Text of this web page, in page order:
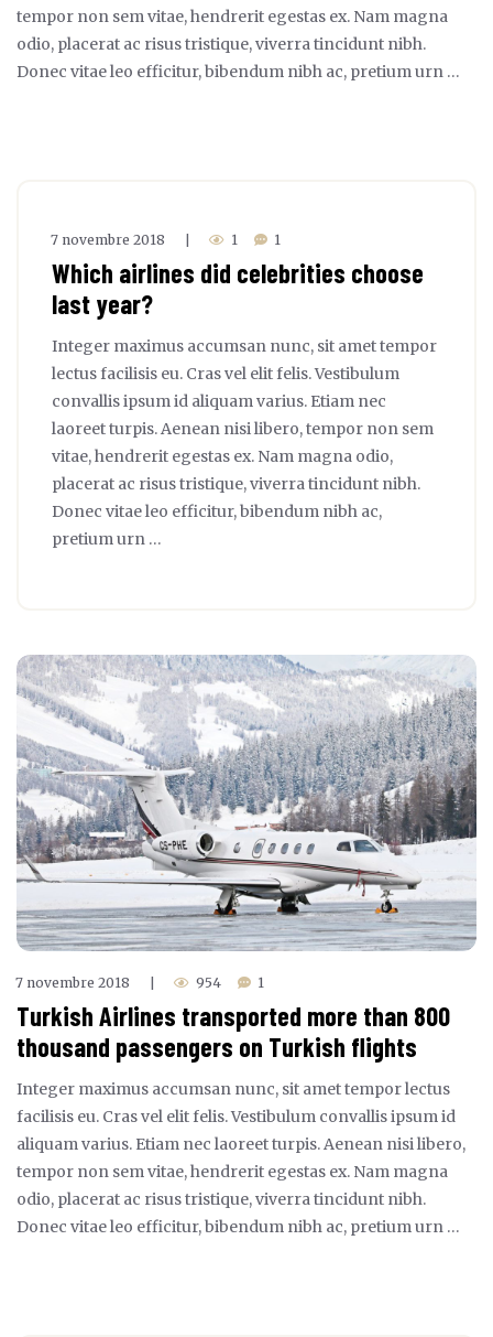
tempor non sem vitae, hendrerit egestas ex. Nam magna
odio, placerat ac risus tristique, viverra tincidunt nibh.
Donec vitae leo efficitur, bibendum nibh ac, pretium urn …
7 novembre 2018 1 1
Which airlines did celebrities choose
last year?
Integer maximus accumsan nunc, sit amet tempor
lectus facilisis eu. Cras vel elit felis. Vestibulum
convallis ipsum id aliquam varius. Etiam nec
laoreet turpis. Aenean nisi libero, tempor non sem
vitae, hendrerit egestas ex. Nam magna odio,
placerat ac risus tristique, viverra tincidunt nibh.
Donec vitae leo efficitur, bibendum nibh ac,
pretium urn …
7 novembre 2018 954 1
Turkish Airlines transported more than 800
thousand passengers on Turkish flights
Integer maximus accumsan nunc, sit amet tempor lectus
facilisis eu. Cras vel elit felis. Vestibulum convallis ipsum id
aliquam varius. Etiam nec laoreet turpis. Aenean nisi libero,
tempor non sem vitae, hendrerit egestas ex. Nam magna
odio, placerat ac risus tristique, viverra tincidunt nibh.
Donec vitae leo efficitur, bibendum nibh ac, pretium urn …